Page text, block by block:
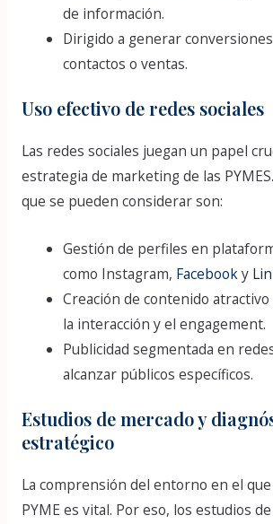
de información.
Dirigido a generar
contactos o ventas.
Uso efectivo de redes sociales
Las redes sociales juegan un papel
estrategia de marketing de las
que se pueden considerar son:
Gestión de perfiles en
como Instagram, Facebooky
Creación de contenido
la interacción y el engagement.
Publicidad segmentada en
alcanzar públicos específicos.
Estudios de mercado y
estratégico
La comprensión del entorno en el
PYME es vital. Por eso, los estudios